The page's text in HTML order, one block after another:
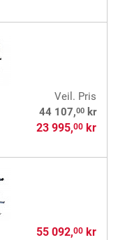
Veil. Pris
44 107,00kr
23 995,00kr
55 092,00kr